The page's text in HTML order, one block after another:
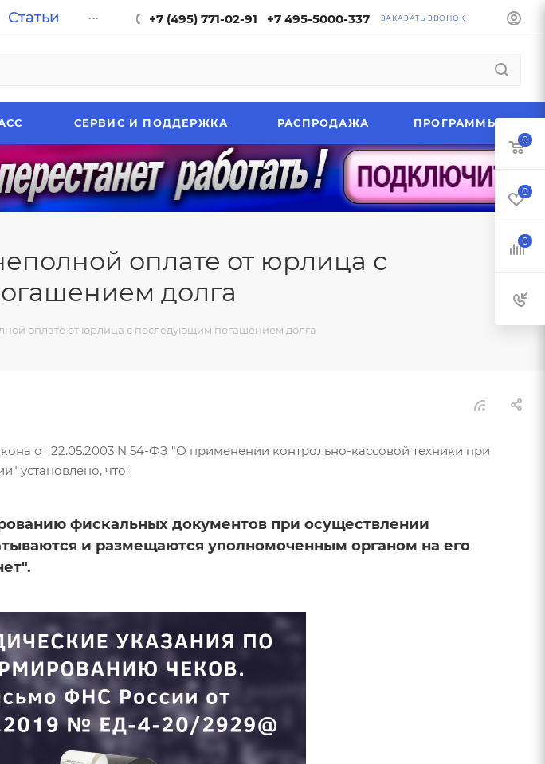
Статьи ... +7 (495) 771-02-91 +7 495-5000-337 ЗАКАЗАТЬ ЗВОНОК
СЕРВИС И ПОДДЕРЖКА РАСПРОДАЖА ПРОГРАММЫ
оплате от юрлица с
долга
оплате от юрлица с последующим погашением долга
от 22.05.2003 N 54-ФЗ "О применении контрольно-кассовой техники при
установлено, что:
фискальных документов при осуществлении
и размещаются уполномоченным органом на его
0
0
0